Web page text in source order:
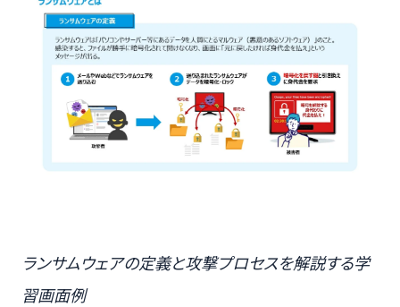
ランサムウェアの定義と攻撃プロセスを解説する学
習画面例